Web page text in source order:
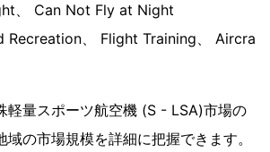
、 Can Not Fly at Night
Recreation、 Flight Training、 Aircra
軽量スポーツ航空機 (S - LSA)市場の
の市場規模を詳細に把握できます。